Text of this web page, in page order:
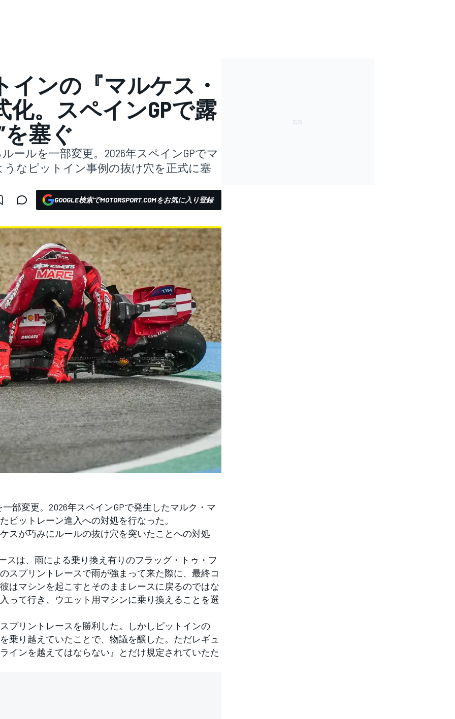
インの『マルケス・
。スペインGPで露
を塞ぐ
ールを一部変更。2026年スペインGPでマ
なピットイン事例の抜け穴を正式に塞
GOOGLE検索でMOTORSPORT.COMをお気に入り登録
部変更。2026年スペインGPで発生したマルク・マ
ピットレーン進入への対処を行なった。
が巧みにルールの抜け穴を突いたことへの対処
は、雨による乗り換え有りのフラッグ・トゥ・フ
スプリントレースで雨が強まって来た際に、最終コ
はマシンを起こすとそのままレースに戻るのではな
って行き、ウエット用マシンに乗り換えることを選
リントレースを勝利した。しかしピットインの
乗り越えていたことで、物議を醸した。ただレギュ
インを越えてはならない』とだけ規定されていたた